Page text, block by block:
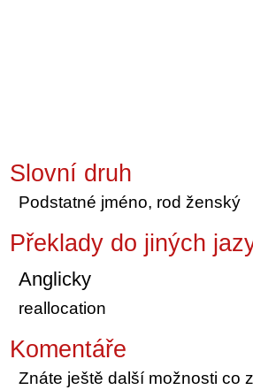
Slovní druh
Podstatné jméno, rod ženský
Překlady do jiných
Anglicky
reallocation
Komentáře
Znáte ještě další možnosti co